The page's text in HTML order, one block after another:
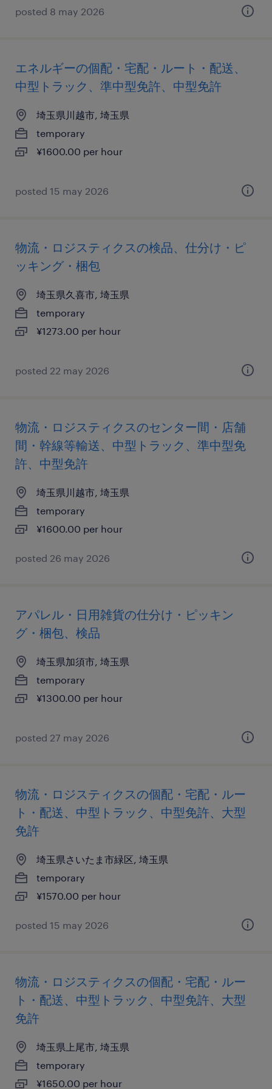
posted 8 may 2026
エネルギーの個配・宅配・ルート・配送、
中型トラック、準中型免許、中型免許
埼玉県川越市, 埼玉県
temporary
¥1600.00 per hour
posted 15 may 2026
物流・ロジスティクスの検品、仕分け・ピ
ッキング・梱包
埼玉県久喜市, 埼玉県
temporary
¥1273.00 per hour
posted 22 may 2026
物流・ロジスティクスのセンター間・店舗
間・幹線等輸送、中型トラック、準中型免
許、中型免許
埼玉県川越市, 埼玉県
temporary
¥1600.00 per hour
posted 26 may 2026
アパレル・日用雑貨の仕分け・ピッキン
グ・梱包、検品
埼玉県加須市, 埼玉県
temporary
¥1300.00 per hour
posted 27 may 2026
物流・ロジスティクスの個配・宅配・ルー
ト・配送、中型トラック、中型免許、大型
免許
埼玉県さいたま市緑区, 埼玉県
temporary
¥1570.00 per hour
posted 15 may 2026
物流・ロジスティクスの個配・宅配・ルー
ト・配送、中型トラック、中型免許、大型
免許
埼玉県上尾市, 埼玉県
temporary
¥1650.00 per hour